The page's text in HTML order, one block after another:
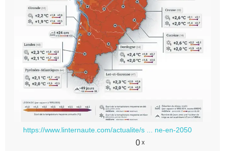
https://www.linternaute.com/actualite/s ... ne-en-2050
0 x